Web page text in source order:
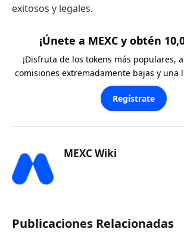
exitosos y legales.
¡Únete a MEXC y obtén
¡Disfruta de los tokens más populares,
comisiones extremadamente bajas y una
Regístrate
MEXC Wiki
Publicaciones Relacionadas